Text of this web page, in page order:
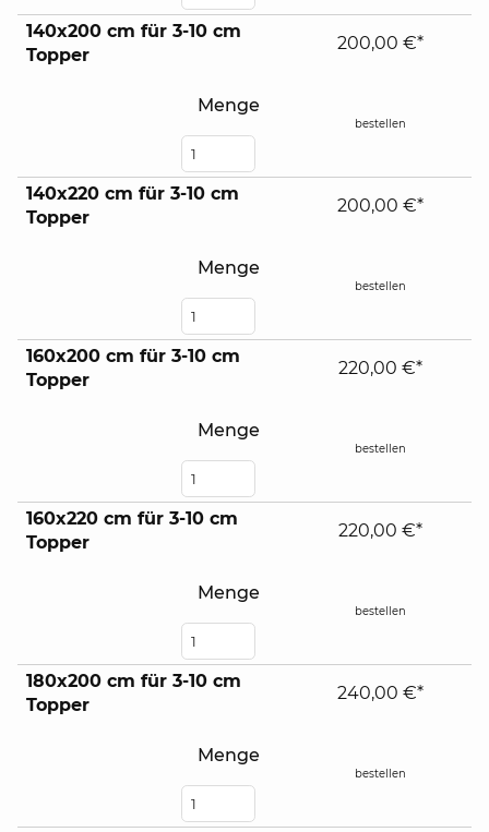
140x200 cm für 3-10 cm
Topper
Menge
200,00 €*
bestellen
140x220 cm für 3-10 cm
Topper
Menge
200,00 €*
bestellen
160x200 cm für 3-10 cm
Topper
Menge
220,00 €*
bestellen
160x220 cm für 3-10 cm
Topper
Menge
220,00 €*
bestellen
180x200 cm für 3-10 cm
Topper
Menge
240,00 €*
bestellen